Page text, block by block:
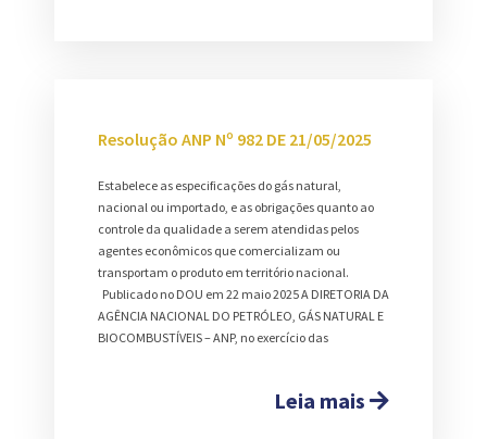
Resolução ANP Nº 982 DE 21/05/2025
Estabelece as especificações do gás natural,
nacional ou importado, e as obrigações quanto ao
controle da qualidade a serem atendidas pelos
agentes econômicos que comercializam ou
transportam o produto em território nacional.
Publicado no DOU em 22 maio 2025 A DIRETORIA DA
AGÊNCIA NACIONAL DO PETRÓLEO, GÁS NATURAL E
BIOCOMBUSTÍVEIS – ANP, no exercício das
Leia mais